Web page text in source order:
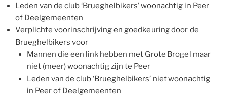
Leden van de club ‘Brueghelbikers’ woonachtig in Peer
of Deelgemeenten
Verplichte voorinschrijving en goedkeuring door de
Brueghelbikers voor
Mannen die een link hebben met Grote Brogel maar
niet (meer) woonachtig zijn te Peer
Leden van de club ‘Brueghelbikers’ niet woonachtig
in Peer of Deelgemeenten